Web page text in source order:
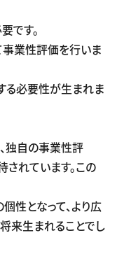
です。
事業性評価を行いま
る必要性が生まれま
、独自の事業性評
れています。この
性となって、より広
来生まれることでし